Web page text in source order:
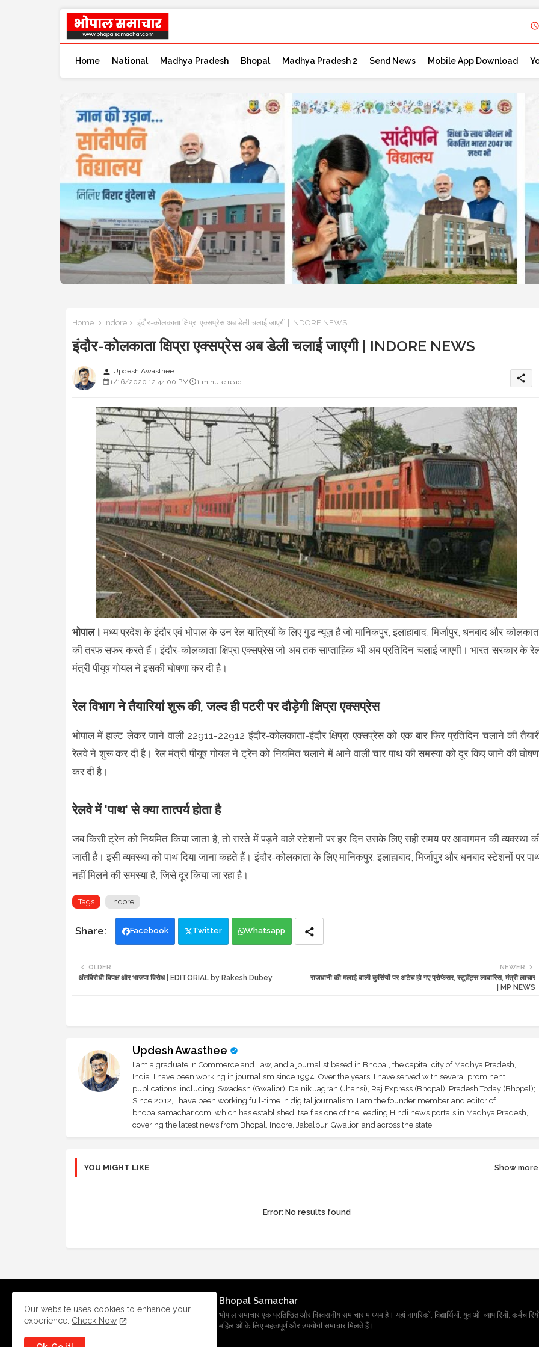
Home National Madhya Pradesh Bhopal Madhya Pradesh 2 Send News Mobile App Download
Home Indore इंदौर-कोलकाता क्षिप्रा एक्सप्रेस अब डेली चलाई जाएगी | INDORE NEWS
इंदौर-कोलकाता क्षिप्रा एक्सप्रेस अब डेली चलाई जाएगी | INDORE NEWS
person Updesh Awasthee
1/16/2020 12:44:00 PM
1 minute read share
भोपाल। मध्य प्रदेश के इंदौर एवं भोपाल के उन रेल यात्रियों के लिए गुड न्यूज़ है जो मानिकपुर, इलाहाबाद, मिर्जापुर, धनबाद और
की तरफ सफर करते हैं। इंदौर-कोलकाता क्षिप्रा एक्सप्रेस जो अब तक साप्ताहिक थी अब प्रतिदिन चलाई जाएगी। भारत सरकार के
मंत्री पीयूष गोयल ने इसकी घोषणा कर दी है।
रेल विभाग ने तैयारियां शुरू की, जल्द ही पटरी पर दौड़ेगी क्षिप्रा एक्सप्रेस
भोपाल में हाल्ट लेकर जाने वाली 22911-22912 इंदौर-कोलकाता-इंदौर क्षिप्रा एक्सप्रेस को एक बार फिर प्रतिदिन चलाने की
रेलवे ने शुरू कर दी है। रेल मंत्री पीयूष गोयल ने ट्रेन को नियमित चलाने में आने वाली चार पाथ की समस्या को दूर किए जाने की
कर दी है।
रेलवे में 'पाथ' से क्या तात्पर्य होता है
जब किसी ट्रेन को नियमित किया जाता है, तो रास्ते में पड़ने वाले स्टेशनों पर हर दिन उसके लिए सही समय पर आवागमन की व्यवस्था
जाती है। इसी व्यवस्था को पाथ दिया जाना कहते हैं। इंदौर-कोलकाता के लिए मानिकपुर, इलाहाबाद, मिर्जापुर और धनबाद स्टेशनों पर
नहीं मिलने की समस्या है, जिसे दूर किया जा रहा है।
Tags Indore
Facebook Twitter Whatsapp
NEWER
राजधानी की मलाई वाली कुर्सियों पर अटैच हो गए प्रोफेसर, स्टूडेंट्स लावारिस, मंत्री लाचार
| MP NEWS
OLDER
अंतर्विरोधी विपक्ष और भाजपा विरोध | EDITORIAL by Rakesh Dubey
Updesh Awasthee
I am a graduate in Commerce and Law, and a journalist based in Bhopal, the capital city of Madhya Pradesh,
India. I have been working in journalism since 1994. Over the years, I have served with several prominent
publications, including: Swadesh (Gwalior), Dainik Jagran (Jhansi), Raj Express (Bhopal), Pradesh Today (Bhopal);
Since 2012, I have been working full-time in digital journalism. I am the founder member and editor of
bhopalsamachar.com, which has established itself as one of the leading Hindi news portals in Madhya Pradesh,
covering the latest news from Bhopal, Indore, Jabalpur, Gwalior, and across the state.
YOU MIGHT LIKE Show more
Error:No results found
Bhopal Samachar
भोपाल समाचार एक प्रतिष्ठित और विश्वसनीय समाचार माध्यम है। यहां नागरिकों, विद्यार्थियों, युवाओं, व्यापारियों,
महिलाओं के लिए महत्वपूर्ण और उपयोगी समाचार मिलते हैं।
Our website uses cookies to enhance your
experience. Check Now